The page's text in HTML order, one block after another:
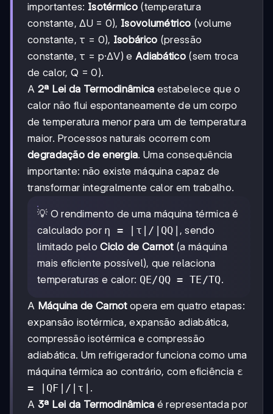
importantes: Isotérmico(temperatura
constante, ΔU = 0), Isovolumétrico (volume
constante, τ = 0), Isobárico (pressão
constante, τ = p·ΔV) e Adiabático(sem troca
de calor, Q = 0).
A 2ª Lei da Termodinâmica estabelece que o
calor não flui espontaneamente de um corpo
de temperatura menor para um de temperatura
maior. Processos naturais ocorrem com
degradação de energia. Uma consequência
importante: não existe máquina capaz de
transformar integralmente calor em trabalho.
💡 O rendimento de uma máquina térmica é
calculado por η = |τ|/|QQ| , sendo
limitado peloCiclo de Carnot(a máquina
mais eficiente possível), que relaciona
temperaturas e calor: QE/QQ = TE/TQ.
A Máquina de Carnotopera em quatro etapas:
expansão isotérmica, expansão adiabática,
compressão isotérmica e compressão
adiabática. Um refrigerador funciona como uma
máquina térmica ao contrário, com eficiência ε
= |QF|/|τ| .
A 3ª Lei da Termodinâmica é representada por